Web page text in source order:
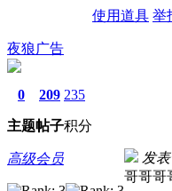
使用道具 举
夜狼广告
0
主题
209
帖子
235
积分
高级会员 发表
哥哥哥